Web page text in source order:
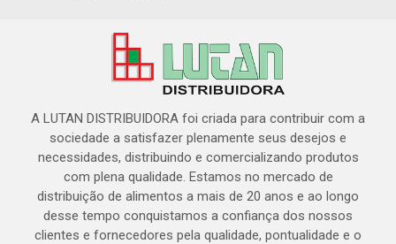
A LUTAN DISTRIBUIDORA foi criada para contribuir com a
sociedade a satisfazer plenamente seus desejos e
necessidades, distribuindo e comercializando produtos
com plena qualidade. Estamos no mercado de
distribuição de alimentos a mais de 20 anos e ao longo
desse tempo conquistamos a confiança dos nossos
clientes e fornecedores pela qualidade, pontualidade e o